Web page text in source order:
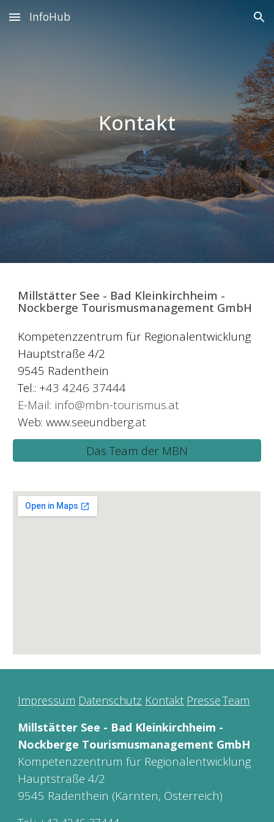
Skip to main content Skip to navigation
InfoHub
Kontakt
Millstätter See - Bad Kleinkirchheim -
Nockberge Tourismusmanagement GmbH
Kompetenzzentrum für Regionalentwicklung
Hauptstraße 4/2
9545 Radenthein
Tel.: +434246 37444
E-Mail: info@mbn-tourismus.at
Web:www.seeundberg.at
Das Team der MBN
Impressum Datenschutz Kontakt PresseTeam
Millstätter See - Bad Kleinkirchheim -
Nockberge Tourismusmanagement GmbH
Kompetenzzentrum für Regionalentwicklung
Hauptstraße 4/2
9545 Radenthein (Kärnten, Österreich)